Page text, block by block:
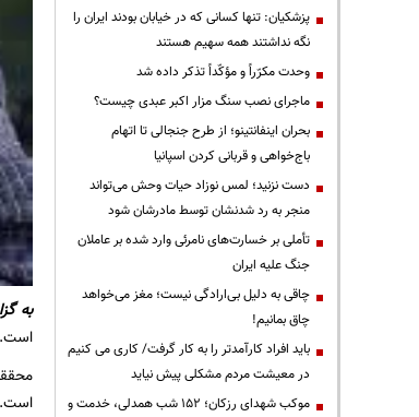
به
است.
است.
پزشکیان: تنها کسانی که در خیابان بودند ایران را
نگه نداشتند همه سهیم هستند
وحدت مکرّراً و مؤکّداً تذکر داده شد
ماجرای نصب سنگ مزار اکبر عبدی چیست؟
بحران اینفانتینو؛ از طرح جنجالی تا اتهام
باج‌خواهی و قربانی کردن اسپانیا
دست نزنید؛ لمس نوزاد حیات وحش می‌تواند
منجر به رد شدنشان توسط مادرشان شود
تأملی بر خسارت‌های نامرئی وارد شده بر عاملان
جنگ علیه ایران
چاقی به دلیل بی‌ارادگی نیست؛ مغز می‌خواهد
چاق بمانیم!
باید افراد کارآمدتر را به کار گرفت/ کاری می کنیم
در معیشت مردم مشکلی پیش نیاید
موکب شهدای رزکان؛ ۱۵۲ شب همدلی، خدمت و